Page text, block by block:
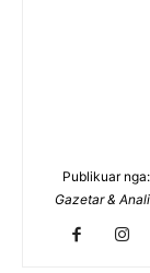
Publikuar nga:
Gazetar &